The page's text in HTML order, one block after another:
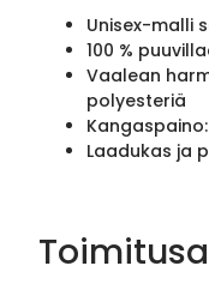
Unisex-malli
100 %
Vaalean
polyesteriä
Laadukas ja